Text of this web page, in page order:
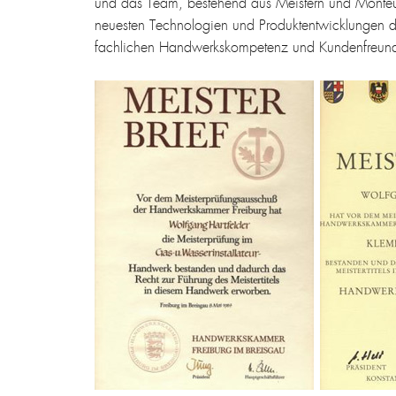
neuesten Technologien und
fachlichen Handwerkskompetenz und